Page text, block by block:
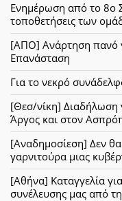
Ενημέρωση από το 8ο
τοποθετήσεις των
[ΑΠΟ] Ανάρτηση πανό
Επανάσταση
Για το νεκρό
[Θεσ/νίκη] Διαδήλωση
Άργος και στον
[Αναδημοσίεση] Δεν
γαρνιτούρα μιας
[Αθήνα] Καταγγελία
συνέλευσης μας από